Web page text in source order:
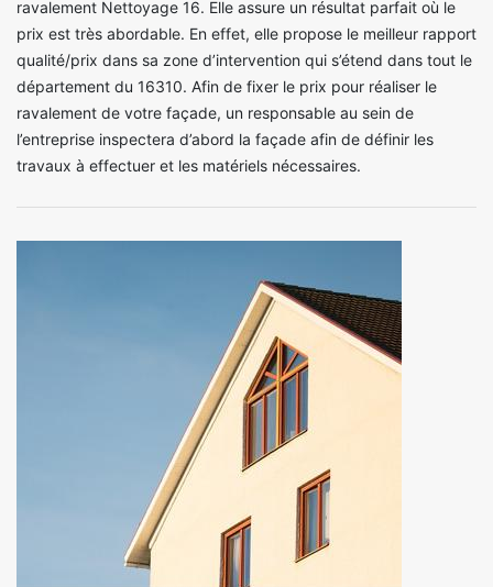
ravalement Nettoyage 16. Elle assure un résultat parfait où le
prix est très abordable. En effet, elle propose le meilleur rapport
qualité/prix dans sa zone d’intervention qui s’étend dans tout le
département du 16310. Afin de fixer le prix pour réaliser le
ravalement de votre façade, un responsable au sein de
l’entreprise inspectera d’abord la façade afin de définir les
travaux à effectuer et les matériels nécessaires.